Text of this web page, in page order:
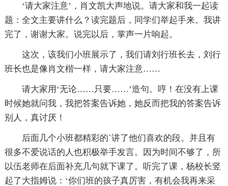
‘请大家注意’，肖文凯大声地说。请大家和我一起读
题：全文主要讲什么？读完题后，同学们举起手来。我讲
完了，谢谢大家。说完以后，掌声一片响起。
这次，该我们小班展示了，我们请刘行班长去，刘行
班长也是像肖文楷一样，请大家注意……
请大家用‘无论……只要……’造句。哼！在没有上课
时候她就问我，我把答案告诉她，她反而把我的答案告诉
别人，真讨厌！
后面几个小班都精彩的`讲了他们喜欢的段。并且有
很多不爱说话的人也积极举手发言。因为时间不够了，所
以伍老师在后面补充几句就下课了。听完了课，杨校长竖
起了大指姆说：‘你们班的孩子真厉害，有机会我再来采